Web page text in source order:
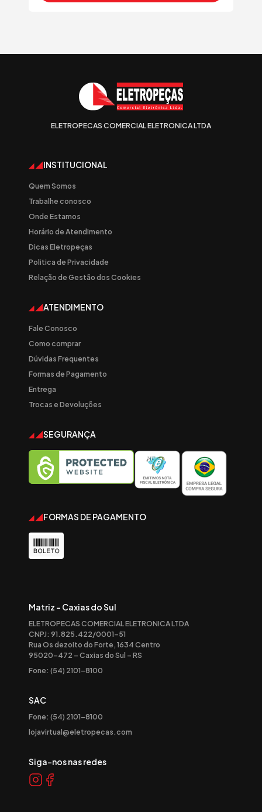
ELETROPECAS COMERCIAL ELETRONICA LTDA
INSTITUCIONAL
Quem Somos
Trabalhe conosco
Onde Estamos
Horário de Atendimento
Dicas Eletropeças
Politica de Privacidade
Relação de Gestão dos Cookies
ATENDIMENTO
Fale Conosco
Como comprar
Dúvidas Frequentes
Formas de Pagamento
Entrega
Trocas e Devoluções
SEGURANÇA
FORMAS DE PAGAMENTO
Matriz - Caxias do Sul
ELETROPECAS COMERCIAL ELETRONICA LTDA
CNPJ: 91.825.422/0001-51
Rua Os dezoito do Forte, 1634 Centro
95020-472 – Caxias do Sul – RS
Fone: (54) 2101-8100
SAC
Fone: (54) 2101-8100
lojavirtual@eletropecas.com
Siga-nos nas redes